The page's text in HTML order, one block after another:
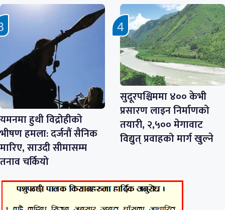
यमनमा हुथी विद्रोहीको
भीषण हमला: दर्जनौं सैनिक
मारिए, साउदी सीमासम्म
तनाव चर्कियो
सुदूरपश्चिममा ४०० केभी
प्रसारण लाइन निर्माणको
तयारी, २,५०० मेगावाट
विद्युत् प्रवाहको मार्ग खुल्ने